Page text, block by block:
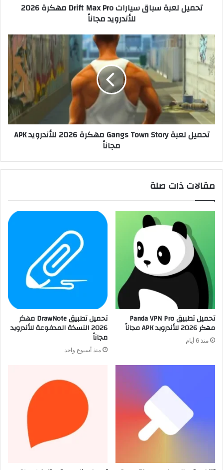
تحميل لعبة سباق سيارات Drift Max Pro مهكرة 2026
للأندرويد مجاناً
تحميل لعبة Gangs Town Story مهكرة 2026 للأندرويد APK
مجاناً
مقالات ذات صلة
تحميل تطبيق Panda VPN Pro
مهكر 2026 للأندرويد APK مجاناً
منذ 6 أيام
تحميل تطبيق DrawNote مهكر
2026 النسخة المدفوعة للأندرويد
مجاناً
منذ أسبوع واحد